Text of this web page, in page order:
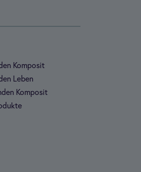
Kom­po­sit
Leben
Kom­po­sit